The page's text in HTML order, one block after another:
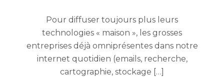
Pour diffuser toujours plus leurs
technologies « maison », les grosses
entreprises déjà omniprésentes dans notre
internet quotidien (emails, recherche,
cartographie, stockage […]